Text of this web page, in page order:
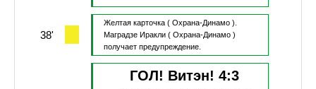
38'
Желтая карточка ( Охрана-Динамо ).
Маградзе Иракли( Охрана-Динамо )
получает предупреждение.
ГОЛ! Витэн!4:3